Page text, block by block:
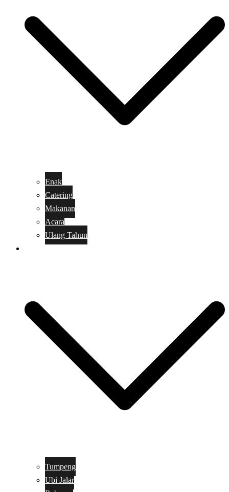
Enak
Catering
Makanan
Acara
Ulang Tahun
Tumpeng
Ubi Jalar